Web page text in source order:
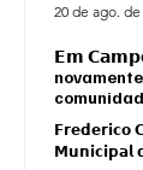
𝗘𝗺
melhor
União de
𝗙𝗿𝗲𝗱𝗲𝗿𝗶𝗰𝗼
𝗠𝘂𝗻𝗶𝗰𝗶𝗽𝗮𝗹
20 de ago. de